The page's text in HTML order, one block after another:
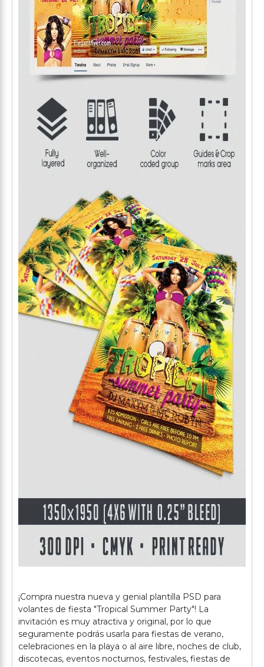
¡Compra nuestra nueva y genial plantilla PSD para
volantes de fiesta "Tropical Summer Party"! La
invitación es muy atractiva y original, por lo que
seguramente podrás usarla para fiestas de verano,
celebraciones en la playa o al aire libre, noches de club,
discotecas, eventos nocturnos, festivales, fiestas de